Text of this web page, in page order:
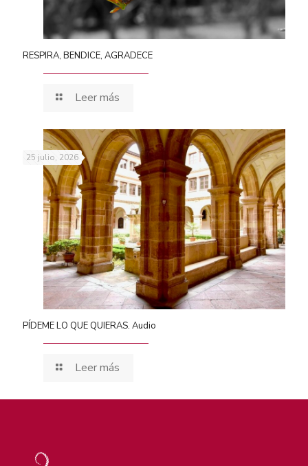
RESPIRA, BENDICE, AGRADECE
Leer más
25 julio, 2026
PÍDEME LO QUE QUIERAS. Audio
Leer más